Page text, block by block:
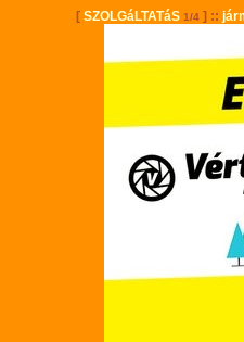
[ SZOLGáLTATáS 1/4] ::